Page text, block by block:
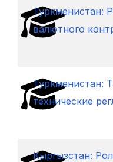
Туркменистан:
валютного
Туркменистан:
технические
Кыргызстан: